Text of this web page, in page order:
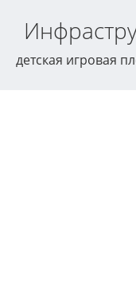
детская игровая